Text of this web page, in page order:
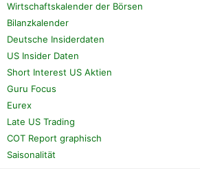
Wirtschaftskalender der Börsen
Bilanzkalender
Deutsche Insiderdaten
US Insider Daten
Short Interest US Aktien
Guru Focus
Eurex
Late US Trading
COT Report graphisch
Saisonalität